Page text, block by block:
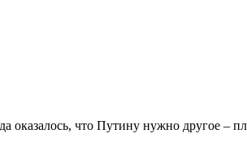
оказалось, что Путину нужно другое –